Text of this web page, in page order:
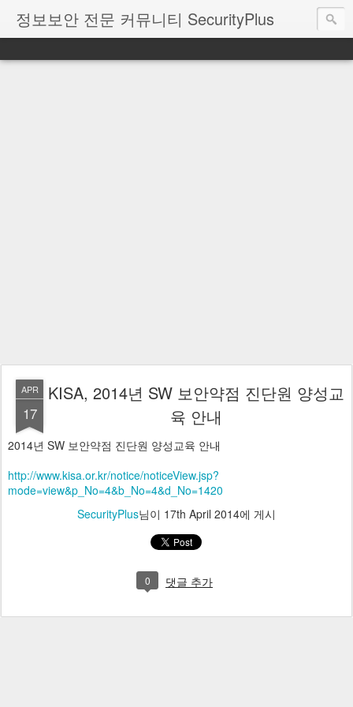
정보보안 전문 커뮤니티 SecurityPlus
APR
17
KISA, 2014년 SW 보안약점 진단원 양성교
육 안내
2014년 SW 보안약점 진단원 양성교육 안내
http://www.kisa.or.kr/notice/noticeView.jsp?
mode=view&p_No=4&b_No=4&d_No=1420
SecurityPlus님이 17th April 2014에 게시
0 댓글 추가